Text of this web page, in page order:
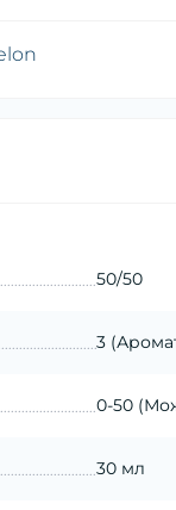
50/50
3
0-50
30 мл